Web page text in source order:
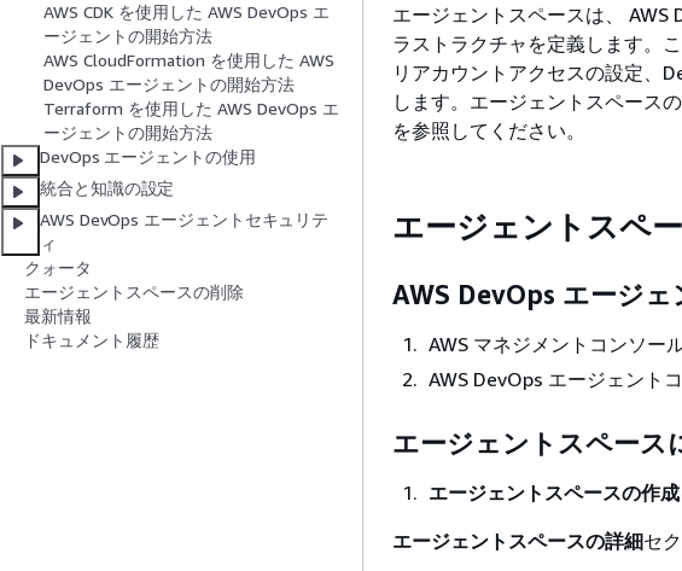
AWS CDK を使用した AWS DevOps エ
ージェントの開始方法
AWS CloudFormation を使用した AWS
DevOps エージェントの開始方法
Terraform を使用した AWS DevOps エ
ージェントの開始方法
DevOps エージェントの使用
統合と知識の設定
AWS DevOps エージェントセキュリテ
ィ
クォータ
エージェントスペースの削除
最新情報
ドキュメント履歴
エージェントスペースは、 AWS
ラストラクチャを定義します。
リアカウントアクセスの設定、
します。エージェントスペース
を参照してください。
エージェントスペ
AWS DevOps エージ
AWS マネジメントコンソー
AWS DevOps エージェント
エージェントスペース
エージェントスペースの作成
エージェントスペースの詳細セ